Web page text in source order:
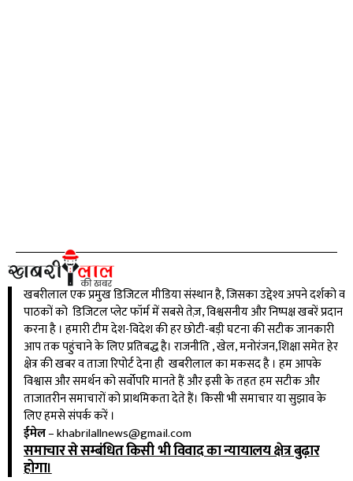
खबरीलाल एक प्रमुख डिजिटल मीडिया संस्थान है, जिसका उद्देश्य अपने दर्शको व
पाठकों को डिजिटल प्लेट फॉर्म में सबसे तेज़, विश्वसनीय और निष्पक्ष खबरें प्रदान
करना है । हमारी टीम देश-विदेश की हर छोटी-बड़ी घटना की सटीक जानकारी
आप तक पहुंचाने के लिए प्रतिबद्ध है। राजनीति , खेल, मनोरंजन,शिक्षा समेत हेर
क्षेत्र की खबर व ताजा रिपोर्ट देना ही खबरीलाल का मकसद है । हम आपके
विश्वास और समर्थन को सर्वोपरि मानते हैं और इसी के तहत हम सटीक और
ताजातरीन समाचारों को प्राथमिकता देते हैं। किसी भी समाचार या सुझाव के
लिए हमसे संपर्क करें ।
ईमेल–khabrilallnews@gmail.com
समाचार से सम्बंधित किसी भी विवाद का न्यायालय क्षेत्र बुढ़ार
होगा।